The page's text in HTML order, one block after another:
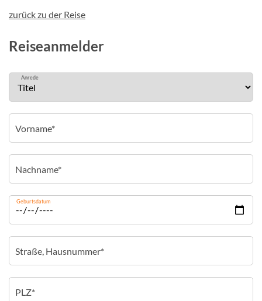
zurück zu der Reise
Reiseanmelder
Anrede
Geburtsdatum